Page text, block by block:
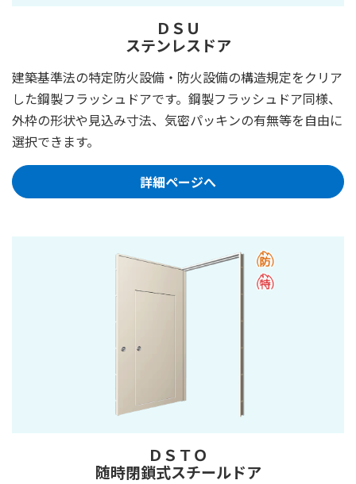
ＤＳＵ
ステンレスドア
建築基準法の特定防火設備・防火設備の構造規定をクリア
した鋼製フラッシュドアです。鋼製フラッシュドア同様、
外枠の形状や見込み寸法、気密パッキンの有無等を自由に
選択できます。
詳細ページへ
ＤＳＴＯ
随時閉鎖式スチールドア